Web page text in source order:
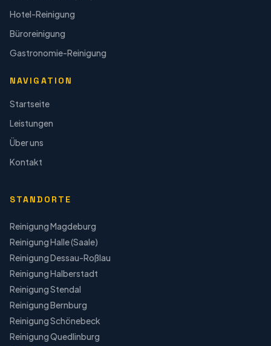
Hotel-Reinigung
Büroreinigung
Gastronomie-Reinigung
NAVIGATION
Startseite
Leistungen
Über uns
Kontakt
STANDORTE
ReinigungMagdeburg
ReinigungHalle (Saale)
ReinigungDessau-Roßlau
ReinigungHalberstadt
ReinigungStendal
ReinigungBernburg
ReinigungSchönebeck
ReinigungQuedlinburg